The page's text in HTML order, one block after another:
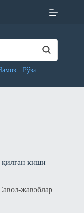
Рўза
қилган киши
жавоблар